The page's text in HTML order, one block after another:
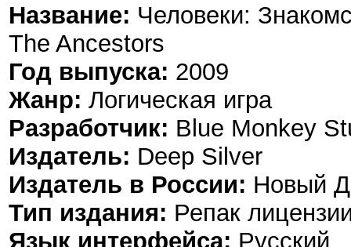
Название: Человеки:
The Ancestors
Год выпуска: 2009
Жанр: Логическая игра
Разработчик: Blue Monkey
Издатель: Deep Silver
Издатель в России: Новый
Тип издания: Репак
Язык интерфейса: Русский